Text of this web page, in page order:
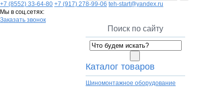
+7 (8552) 33-64-80 +7 (917) 278-99-06 teh-start@yandex.ru
Мы в соц.сетях:
Заказать звонок
Поиск по сайту
Каталог товаров
Шиномонтажное оборудование